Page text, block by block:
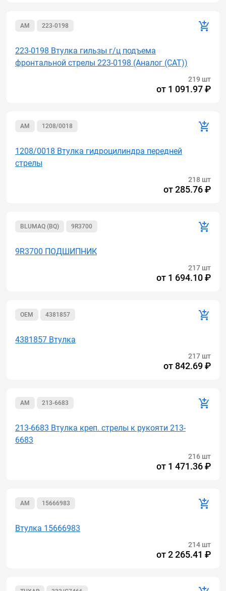
AM 223-0198
223-0198 Втулка гильзы г/ц подъема
фронтальной стрелы 223-0198 (Аналог (САТ))
219 шт
от 1 091.97 ₽
AM 1208/0018
1208/0018 Втулка гидроцилиндра передней
стрелы
218 шт
от285.76 ₽
BLUMAQ (BQ) 9R3700
9R3700 ПОДШИПНИК
217 шт
от 1 694.10 ₽
OEM 4381857
4381857 Втулка
217 шт
от 842.69 ₽
AM 213-6683
213-6683 Втулка креп. стрелы к рукояти 213-
6683
216 шт
от 1 471.36 ₽
AM 15666983
Втулка 15666983
214 шт
от2 265.41 ₽